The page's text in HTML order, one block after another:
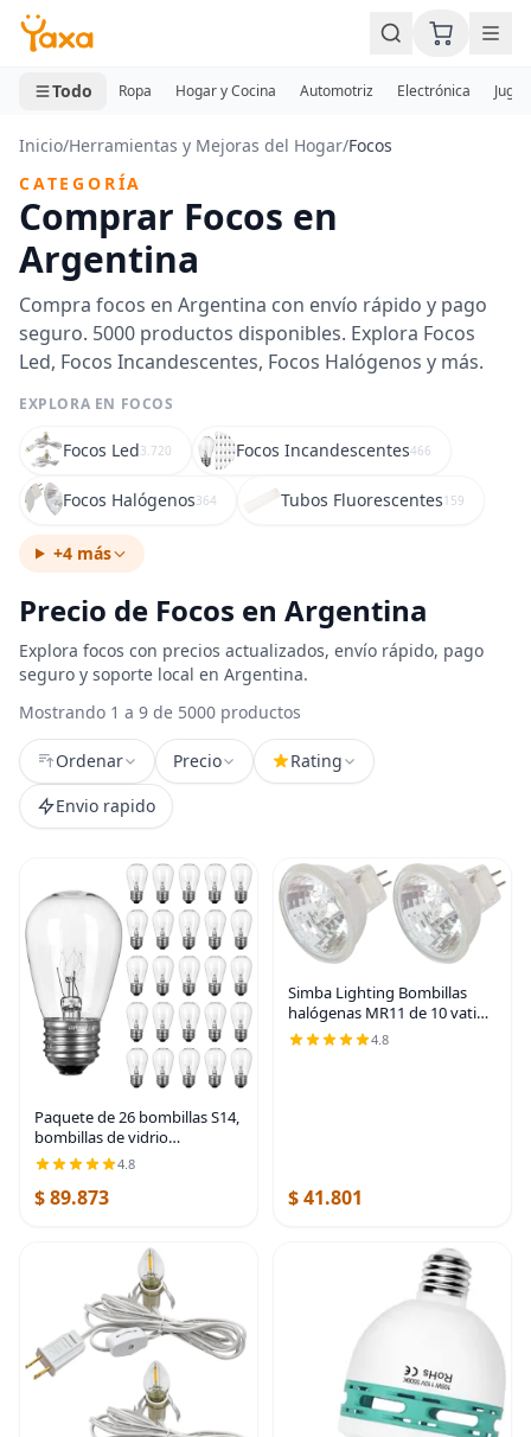
MINI CARRITO
0 productos
Todo Ropa Hogar y Cocina Automotriz Electrónica
Inicio/Herramientas y Mejoras del Hogar/Focos
CATEGORÍA
Comprar Focos en
Argentina
Compra focos en Argentina con envío rápido y pago
seguro. 5000 productos disponibles. Explora Focos
Led, Focos Incandescentes, Focos Halógenos y más.
EXPLORA EN FOCOS
Focos Led3.720 Focos Incandescentes466
Focos Halógenos364 Tubos Fluorescentes159
+4 más
Precio de Focos en Argentina
Explora focos con precios actualizados, envío rápido, pago
seguro y soporte local en Argentina.
Mostrando 1 a 9 de 5000 productos
Ordenar Precio
Rating
Envio rapido
Paquete de 26 bombillas S14,
bombillas de vidrio
incandescentes de repuesto
de 11 W con base mediana
E26 para exteriores, patio,
4.8
$ 89.873
Simba Lighting Bombillas
halógenas MR11 de 10 vatios
y 12 voltios (paquete de 2) de
2 pines 110 lm 30° de ángulo
4.8
$ 41.801